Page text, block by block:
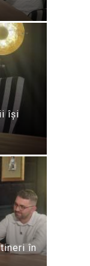
își
în